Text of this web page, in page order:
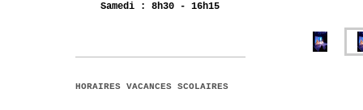
Samedi :8h30 - 16h15
HORAIRES VACANCES SCOLAIRES